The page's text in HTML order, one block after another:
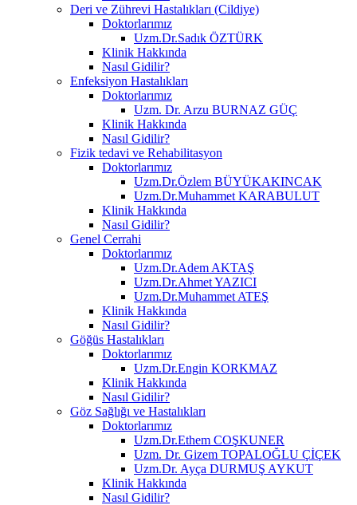
Deri ve Zührevi Hastalıkları (Cildiye)
Doktorlarımız
Uzm.Dr.Sadık ÖZTÜRK
Klinik Hakkında
Nasıl Gidilir?
Enfeksiyon Hastalıkları
Doktorlarımız
Uzm. Dr. Arzu BURNAZ GÜÇ
Klinik Hakkında
Nasıl Gidilir?
Fizik tedavi ve Rehabilitasyon
Doktorlarımız
Uzm.Dr.Özlem BÜYÜKAKINCAK
Uzm.Dr.Muhammet KARABULUT
Klinik Hakkında
Nasıl Gidilir?
Genel Cerrahi
Doktorlarımız
Uzm.Dr.Adem AKTAŞ
Uzm.Dr.Ahmet YAZICI
Uzm.Dr.Muhammet ATEŞ
Klinik Hakkında
Nasıl Gidilir?
Göğüs Hastalıkları
Doktorlarımız
Uzm.Dr.Engin KORKMAZ
Klinik Hakkında
Nasıl Gidilir?
Göz Sağlığı ve Hastalıkları
Doktorlarımız
Uzm.Dr.Ethem COŞKUNER
Uzm. Dr. Gizem TOPALOĞLU ÇİÇEK
Uzm.Dr. Ayça DURMUŞ AYKUT
Klinik Hakkında
Nasıl Gidilir?